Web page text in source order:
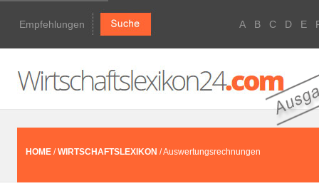
Empfehlungen A B C D E
HOME /WIRTSCHAFTSLEXIKON / Auswertungsrechnungen